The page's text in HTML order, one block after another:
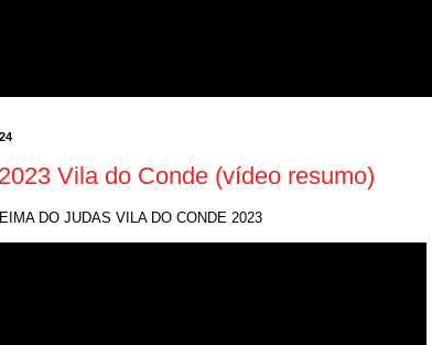
Vila do Conde (vídeo resumo)
DO JUDAS VILA DO CONDE 2023